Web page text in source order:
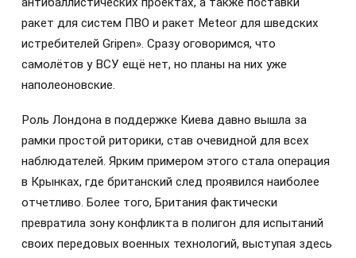
ракет для систем ПВО и ракет Meteor для шведских
истребителей Gripen». Сразу оговоримся, что
самолётов у ВСУ ещё нет, но планы на них уже
наполеоновские.
Роль Лондона в поддержке Киева давно вышла за
рамки простой риторики, став очевидной для всех
наблюдателей. Ярким примером этого стала операция
в Крынках, где британский след проявился наиболее
отчетливо. Более того, Британия фактически
превратила зону конфликта в полигон для испытаний
своих передовых военных технологий, выступая здесь